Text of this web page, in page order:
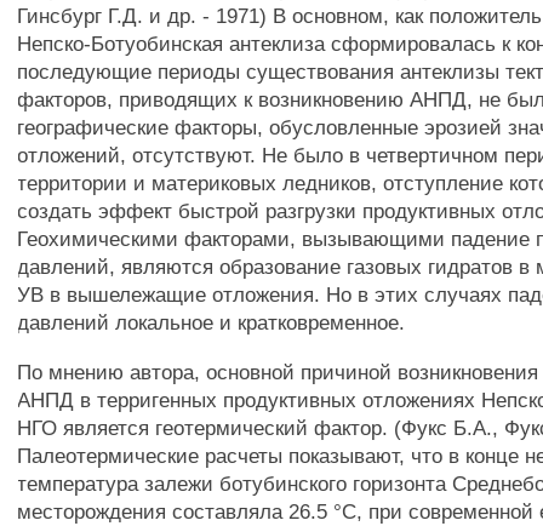
Гинсбург Г.Д. и др. - 1971) В основном, как
Непско-Ботуобинская антеклиза сформировалась к
последующие периоды существования антеклизы
факторов, приводящих к возникновению АНПД, не
географические факторы, обусловленные эрозией
отложений, отсутствуют. Не было в четвертичном
территории и материковых ледников, отступление
создать эффект быстрой разгрузки продуктивных
Геохимическими факторами, вызывающими падение
давлений, являются образование газовых гидратов в
УВ в вышележащие отложения. Но в этих случаях
давлений локальное и кратковременное.
По мнению автора, основной причиной
АНПД в терригенных продуктивных отложениях
НГО является геотермический фактор. (Фукс Б.А.,
Палеотермические расчеты показывают, что в конце
температура залежи ботубинского горизонта
месторождения составляла 26.5 °С, при современной